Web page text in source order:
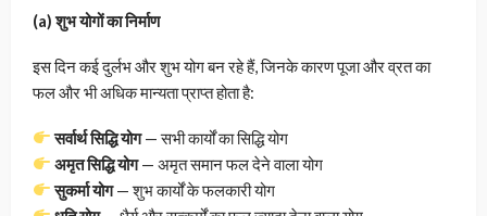
(a) शुभ योगों का निर्माण
इस दिन कई दुर्लभ और शुभ योग बन रहे हैं, जिनके कारण पूजा और व्रत का
फल और भी अधिक मान्यता प्राप्त होता है:
सर्वार्थ सिद्धि योग— सभी कार्यों का सिद्धि योग
अमृत सिद्धि योग— अमृत समान फल देने वाला योग
सुकर्मा योग— शुभ कार्यों के फलकारी योग